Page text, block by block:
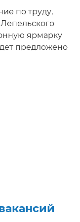
по труду,
ярмарку
предложено
также задать
резюме,
виде,
режиме